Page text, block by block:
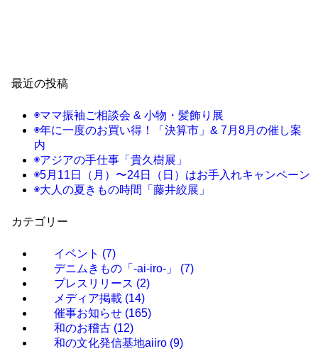
最近の投稿
◉ママ振袖ご相談会 & 小物・髪飾り展
◉年に一度のお買い得！「決算市」& 7月8月の催し案
内
◉アジアの手仕事「貴久樹展」
◉5月11日（月）〜24日（日）はお手入れキャンペーン
◉大人の夏きもの時間「藤井絞展」
カテゴリー
イベント (7)
デニムきもの「-ai-iro-」 (7)
プレスリリース (2)
メディア掲載 (14)
催事お知らせ (165)
和のお稽古 (12)
和の文化発信基地aiiro (9)